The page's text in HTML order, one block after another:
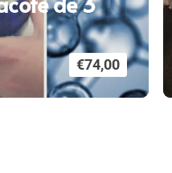
€74,00